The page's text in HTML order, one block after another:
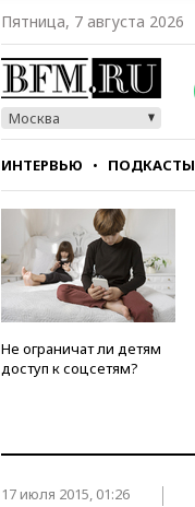
Пятница, 7 августа 2026
Москва
ИНТЕРВЬЮ ПОДКАСТЫ
СТИЛЬ ТЕСТЫ
Не ограничат ли детям
доступ к соцсетям?
17 июля 2015, 01:26